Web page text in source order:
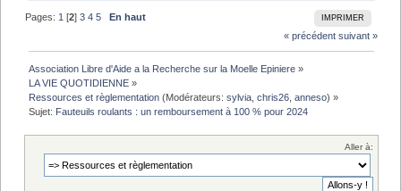
IMPRIMER
Pages: 1 [2]3 4 5
En haut
« précédent suivant »
Association Libre d'Aide a la Recherche sur la Moelle Epiniere »
LA VIE QUOTIDIENNE »
Ressources et règlementation (Modérateurs:sylvia,chris26,anneso) »
Sujet: Fauteuils roulants : un remboursement à 100 % pour 2024
Aller à: